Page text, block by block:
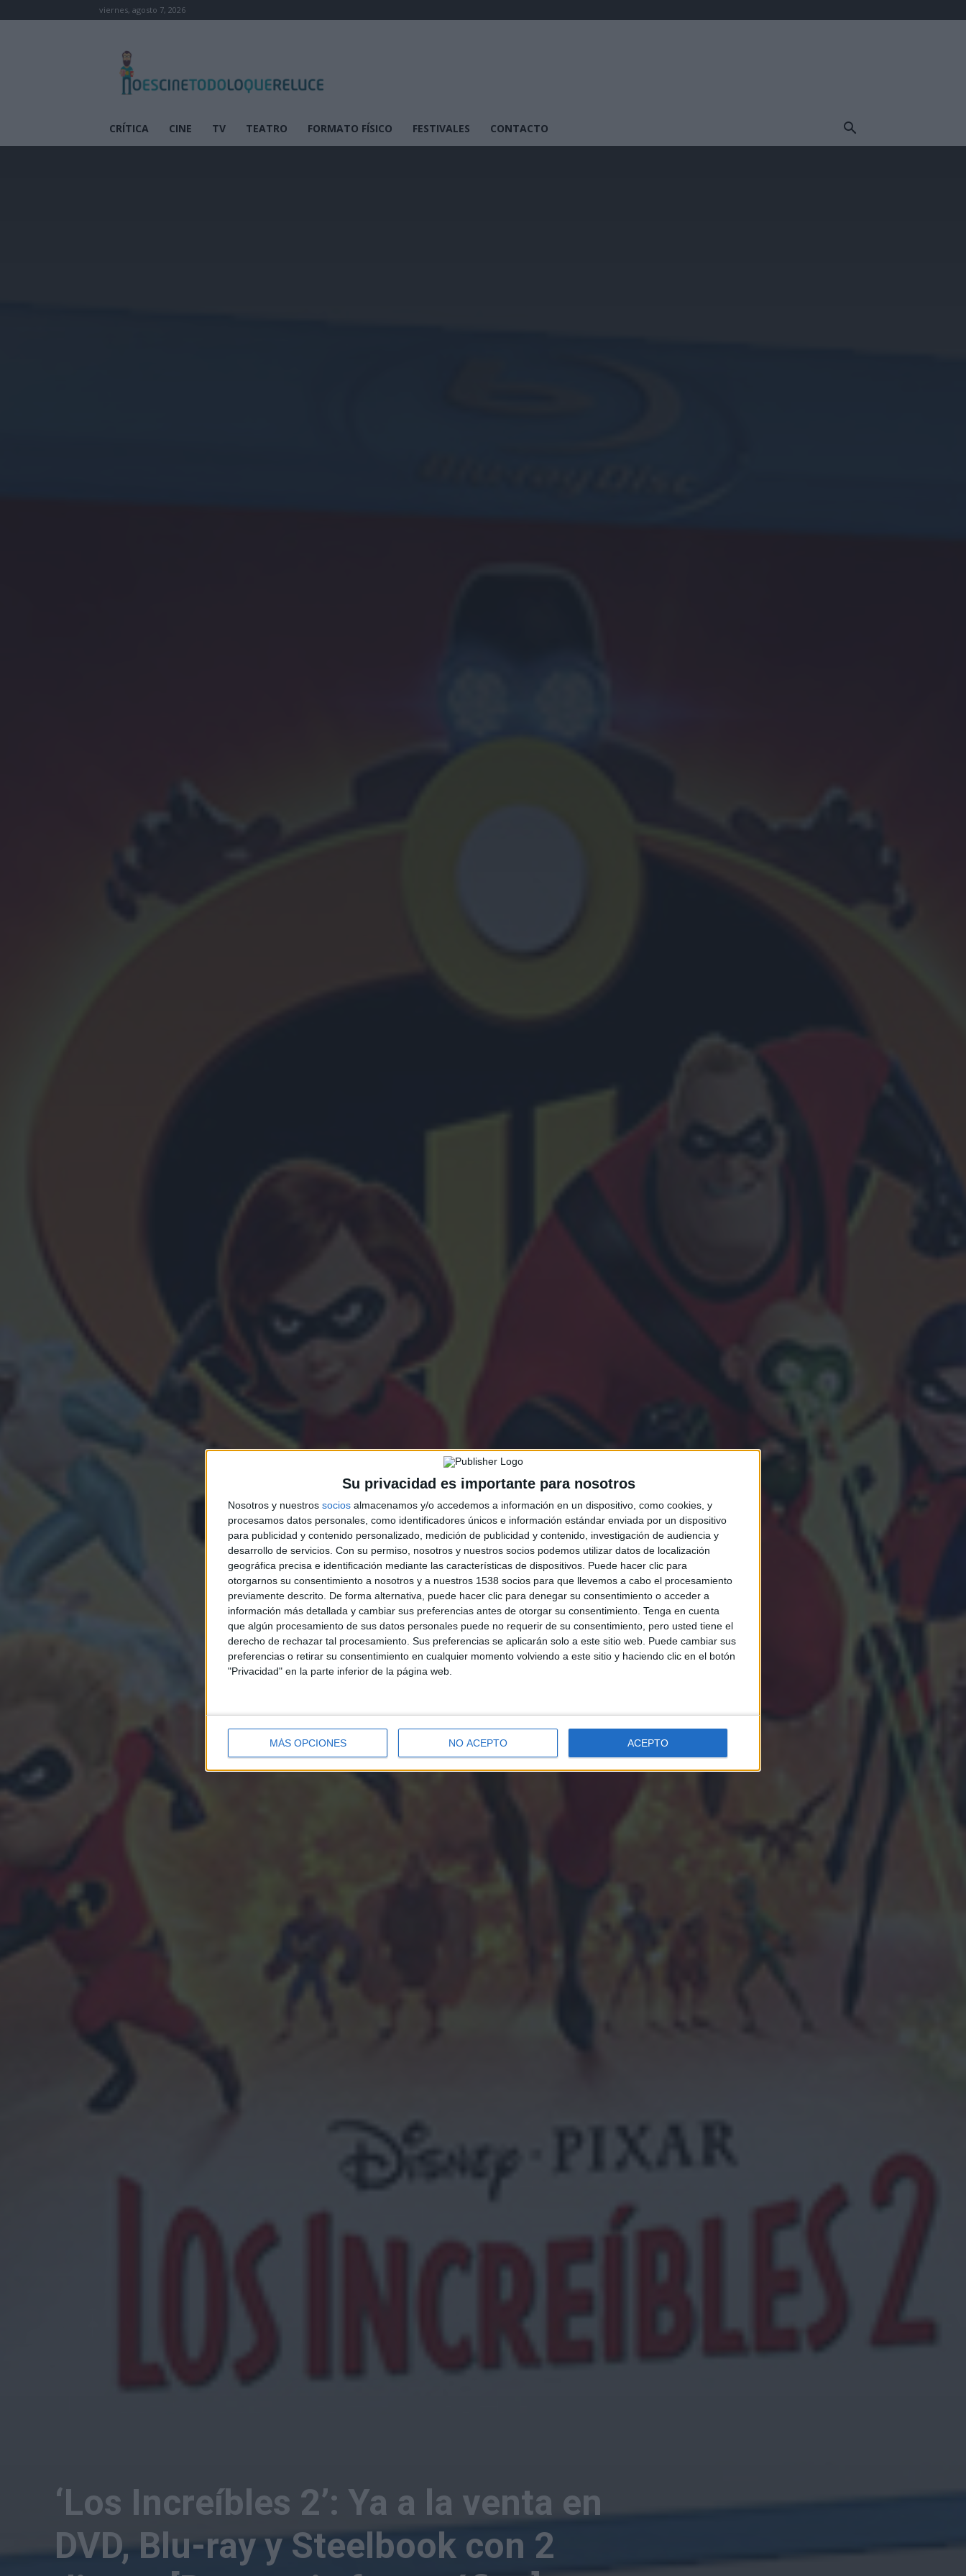
Su privacidad es importante para nosotros
Nosotros y nuestros socios almacenamos y/o accedemos a información en un dispositivo, como cookies, y
procesamos datos personales, como identificadores únicos e información estándar enviada por un dispositivo
para publicidad y contenido personalizado, medición de publicidad y contenido, investigación de audiencia y
desarrollo de servicios. Con su permiso, nosotros y nuestros socios podemos utilizar datos de localización
geográfica precisa e identificación mediante las características de dispositivos. Puede hacer clic para
otorgarnos su consentimiento a nosotros y a nuestros 1538 socios para que llevemos a cabo el procesamiento
previamente descrito. De forma alternativa, puede hacer clic para denegar su consentimiento o acceder a
información más detallada y cambiar sus preferencias antes de otorgar su consentimiento. Tenga en cuenta
que algún procesamiento de sus datos personales puede no requerir de su consentimiento, pero usted tiene el
derecho de rechazar tal procesamiento. Sus preferencias se aplicarán solo a este sitio web. Puede cambiar sus
preferencias o retirar su consentimiento en cualquier momento volviendo a este sitio y haciendo clic en el botón
"Privacidad" en la parte inferior de la página web.
MÁS OPCIONES NO ACEPTO ACEPTO
viernes, agosto 7, 2026
cine
todo
que
CRÍTICA CINE TV TEATRO FORMATO FÍSICO FESTIVALES CONTACTO
‘Los Increíbles 2’: Ya a la venta en
DVD, Blu-ray y Steelbook con 2